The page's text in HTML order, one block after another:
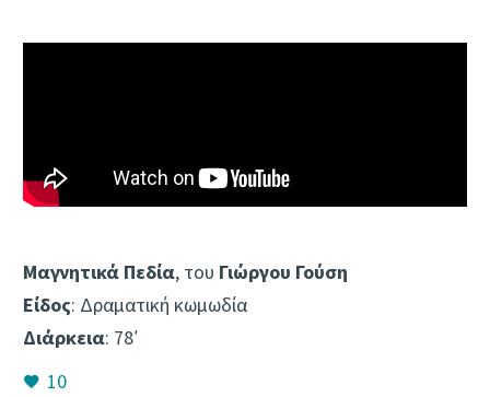
Μαγνητικά Πεδία, του Γιώργου Γούση
Είδος: Δραματική κωμωδία
Διάρκεια: 78′
10